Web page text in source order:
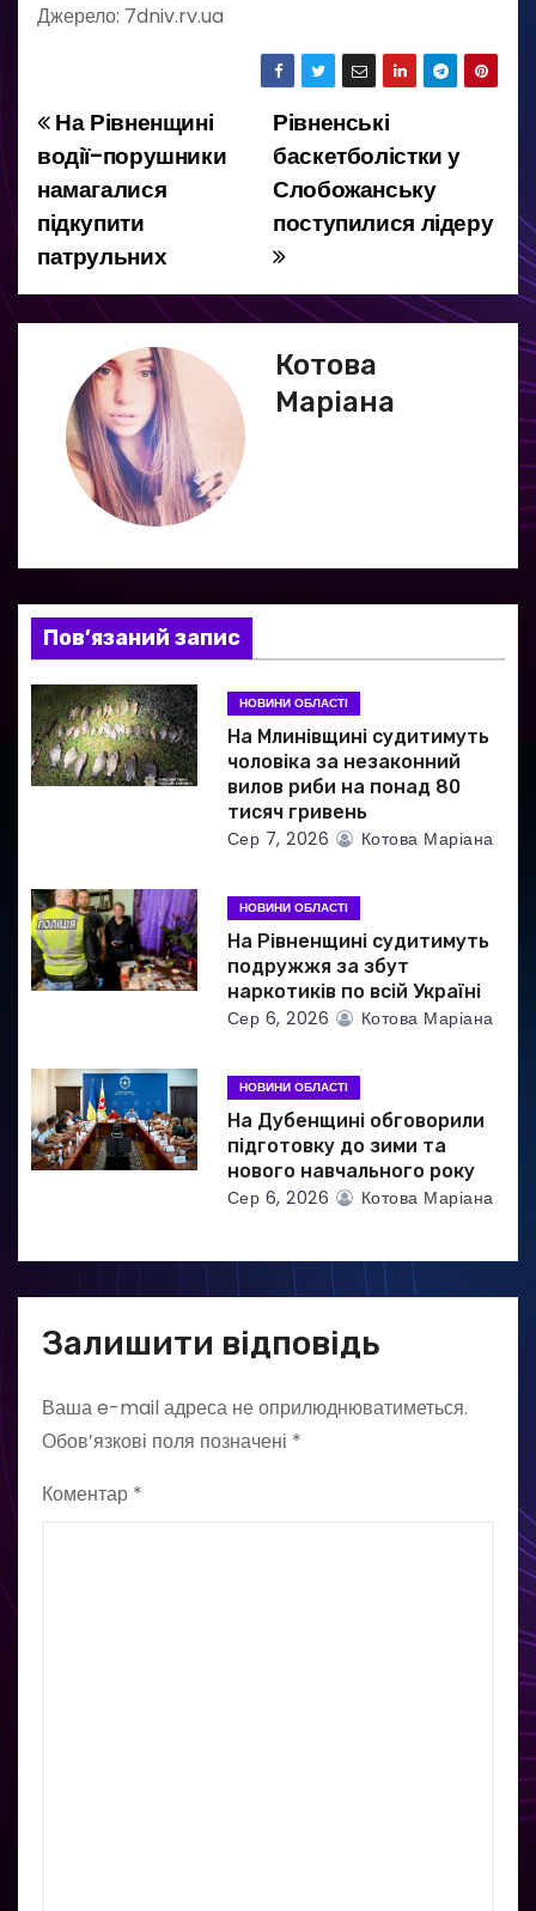
Джерело: 7dniv.rv.ua
Н
а
в
г
з
а
п
и
с
в
Рівненські
баскетболістки у
Слобожанську
поступилися лідеру
На Рівненщині
водії-порушники
намагалися
підкупити
патрульних
Котова
Маріана
Пов’язаний запис
НОВИНИ ОБЛАСТІ
На Млинівщині судитимуть
чоловіка за незаконний
вилов риби на понад 80
тисяч гривень
Сер 7, 2026 Котова Маріана
НОВИНИ ОБЛАСТІ
На Рівненщині судитимуть
подружжя за збут
наркотиків по всій Україні
Сер 6, 2026 Котова Маріана
НОВИНИ ОБЛАСТІ
На Дубенщині обговорили
підготовку до зими та
нового навчального року
Сер 6, 2026 Котова Маріана
Залишити відповідь
Ваша e-mail адреса не оприлюднюватиметься.
Обов’язкові поля позначені *
Коментар *